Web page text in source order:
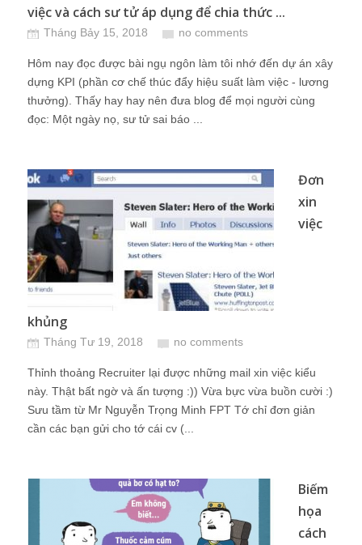
việc và cách sư tử áp dụng để chia thức ...
Tháng Bảy 15, 2018 no comments
Hôm nay đọc được bài ngụ ngôn làm tôi nhớ đến dự án xây
dựng KPI (phần cơ chế thúc đẩy hiệu suất làm việc - lương
thưởng). Thấy hay hay nên đưa blog để mọi người cùng
đọc: Một ngày nọ, sư tử sai báo ...
Đơn
xin
việc
khủng
Tháng Tư 19, 2018 no comments
Thỉnh thoảng Recruiter lại được những mail xin việc kiểu
này. Thật bất ngờ và ấn tượng :)) Vừa bực vừa buồn cười :)
Sưu tầm từ Mr Nguyễn Trọng Minh FPT Tớ chỉ đơn giản
cần các bạn gửi cho tớ cái cv (...
Biếm
họa
cách